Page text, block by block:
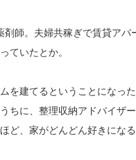
師。夫婦共稼ぎで賃貸アパ
ていたとか。
を建てるということになっ
ちに、整理収納アドバイザ
ど、家がどんどん好きにな